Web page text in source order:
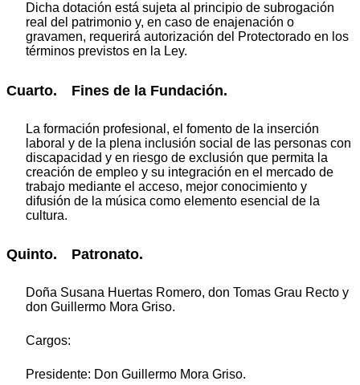
Dicha dotación está sujeta al principio de subrogación
real del patrimonio y, en caso de enajenación o
gravamen, requerirá autorización del Protectorado en los
términos previstos en la Ley.
Cuarto. Fines de la Fundación.
La formación profesional, el fomento de la inserción
laboral y de la plena inclusión social de las personas con
discapacidad y en riesgo de exclusión que permita la
creación de empleo y su integración en el mercado de
trabajo mediante el acceso, mejor conocimiento y
difusión de la música como elemento esencial de la
cultura.
Quinto. Patronato.
Doña Susana Huertas Romero, don Tomas Grau Recto y
don Guillermo Mora Griso.
Cargos:
Presidente: Don Guillermo Mora Griso.